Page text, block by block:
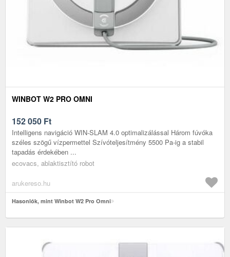
WINBOT W2 PRO OMNI
152 050 Ft
Intelligens navigáció WIN-SLAM 4.0 optimalizálással Három fúvóka
széles szögű vízpermettel Szívóteljesítmény 5500 Pa-ig a stabil
tapadás érdekében ...
ecovacs, ablaktisztító robot
arukereso.hu
Hasonlók, mint Winbot W2 Pro Omni